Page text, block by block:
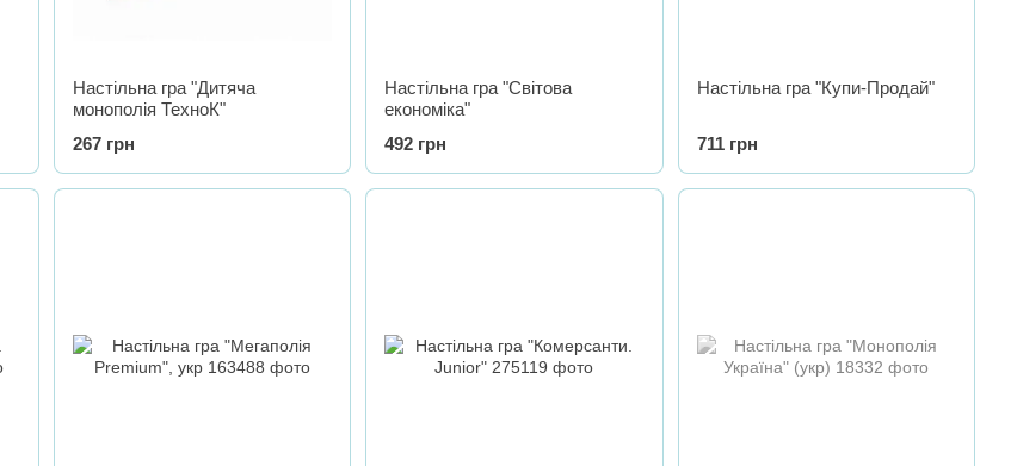
Настільна гра "Дитяча
монополія ТехноК"
267 грн
Настільна гра "Світова
економіка"
492 грн
Настільна гра "Купи-Продай"
711 грн